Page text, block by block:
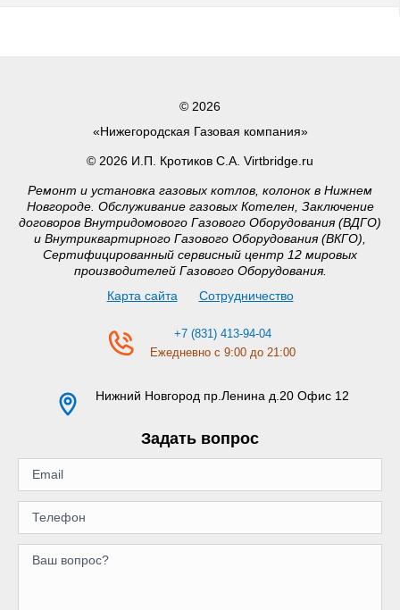
© 2026
«Нижегородская Газовая компания»
© 2026 И.П. Кротиков С.А. Virtbridge.ru
Ремонт и установка газовых котлов, колонок в Нижнем
Новгороде. Обслуживание газовых Котелен, Заключение
договоров Внутридомового Газового Оборудования (ВДГО)
и Внутриквартирного Газового Оборудования (ВКГО),
Сертифицированный сервисный центр 12 мировых
производителей Газового Оборудования.
Карта сайта
Сотрудничество
+7 (831) 413-94-04
Ежедневно с 9:00 до 21:00
Нижний Новгород пр.Ленина д.20 Офис 12
Задать вопрос